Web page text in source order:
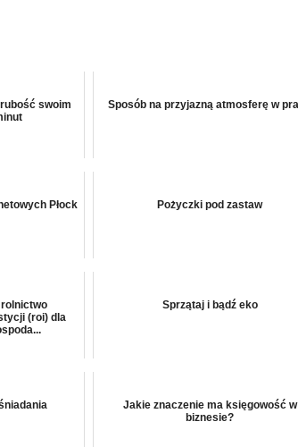
swoim
Sposób na przyjazną atmosferę w
Płock Pożyczki pod zastaw
rolnictwo
(roi) dla
Sprzątaj i bądź eko
Jakie znaczenie ma księgowość w
biznesie?